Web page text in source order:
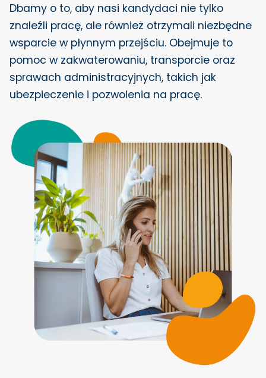
Dbamy o to, aby nasi kandydaci nie tylko
znaleźli pracę, ale również otrzymali niezbędne
wsparcie w płynnym przejściu. Obejmuje to
pomoc w zakwaterowaniu, transporcie oraz
sprawach administracyjnych, takich jak
ubezpieczenie i pozwolenia na pracę.